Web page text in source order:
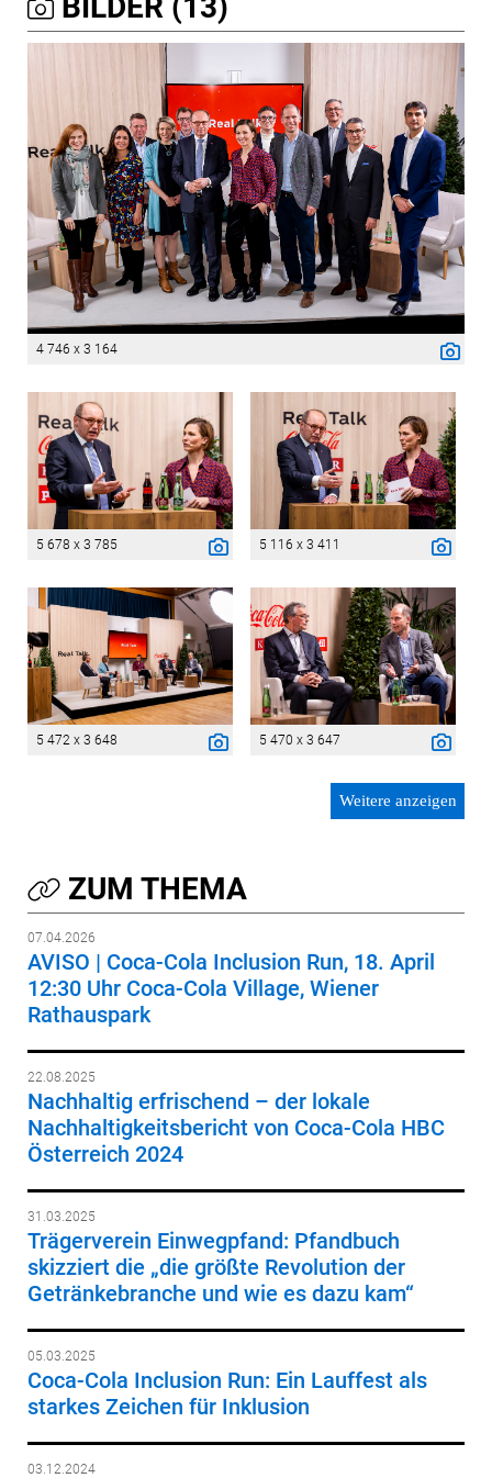
BILDER (13)
4 746 x 3 164
5 678 x 3 785 5 116 x 3 411
5 472 x 3 648 5 470 x 3 647
Weitere anzeigen
ZUM THEMA
07.04.2026
AVISO | Coca-Cola Inclusion Run, 18. April
12:30 Uhr Coca-Cola Village, Wiener
Rathauspark
22.08.2025
Nachhaltig erfrischend – der lokale
Nachhaltigkeitsbericht von Coca-Cola HBC
Österreich 2024
31.03.2025
Trägerverein Einwegpfand: Pfandbuch
skizziert die „die größte Revolution der
Getränkebranche und wie es dazu kam“
05.03.2025
Coca-Cola Inclusion Run: Ein Lauffest als
starkes Zeichen für Inklusion
03.12.2024